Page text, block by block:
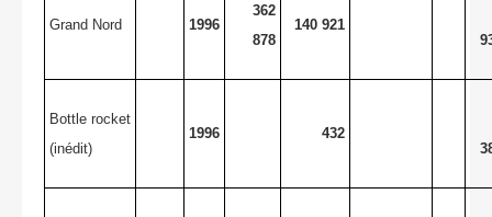
Grand Nord 1996
362
878
140 921
Bottle rocket
(inédit)
1996
432